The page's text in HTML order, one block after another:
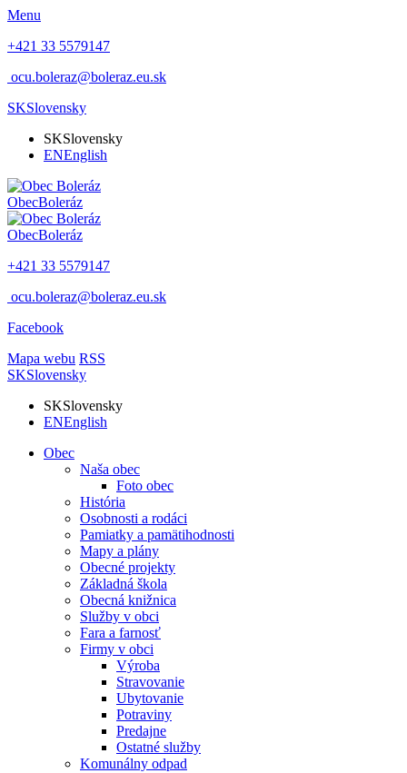
Menu
+421 33 5579147
ocu.boleraz@boleraz.eu.sk
SKSlovensky
SKSlovensky
ENEnglish
ObecBoleráz
ObecBoleráz
+421 33 5579147
ocu.boleraz@boleraz.eu.sk
Facebook
Mapa webu RSS
SKSlovensky
SKSlovensky
ENEnglish
Obec
Naša obec
Foto obec
História
Osobnosti a rodáci
Pamiatky a pamätihodnosti
Mapy a plány
Obecné projekty
Základná škola
Obecná knižnica
Služby v obci
Fara a farnosť
Firmy v obci
Výroba
Stravovanie
Ubytovanie
Potraviny
Predajne
Ostatné služby
Komunálny odpad